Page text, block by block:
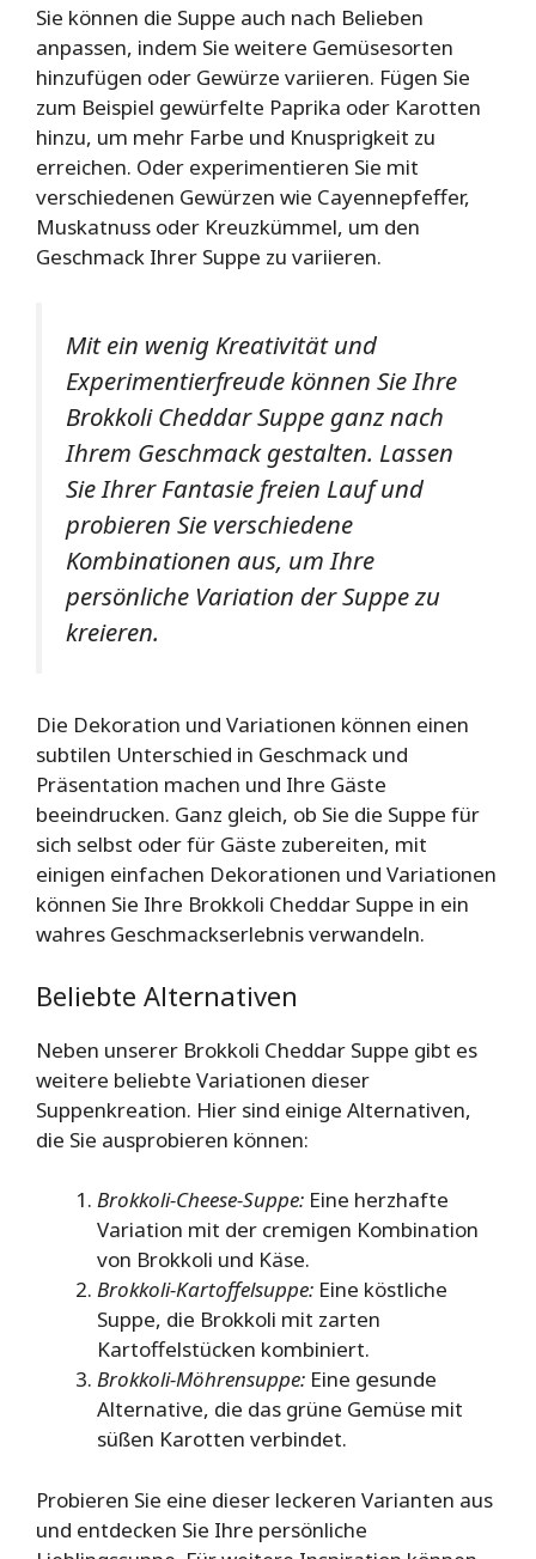
Sie können die Suppe auch nach Belieben
anpassen, indem Sie weitere Gemüsesorten
hinzufügen oder Gewürze variieren. Fügen Sie
zum Beispiel gewürfelte Paprika oder Karotten
hinzu, um mehr Farbe und Knusprigkeit zu
erreichen. Oder experimentieren Sie mit
verschiedenen Gewürzen wie Cayennepfeffer,
Muskatnuss oder Kreuzkümmel, um den
Geschmack Ihrer Suppe zu variieren.
Mit ein wenig Kreativität und
Experimentierfreude können Sie Ihre
Brokkoli Cheddar Suppe ganz nach
Ihrem Geschmack gestalten. Lassen
Sie Ihrer Fantasie freien Lauf und
probieren Sie verschiedene
Kombinationen aus, um Ihre
persönliche Variation der Suppe zu
kreieren.
Die Dekoration und Variationen können einen
subtilen Unterschied in Geschmack und
Präsentation machen und Ihre Gäste
beeindrucken. Ganz gleich, ob Sie die Suppe für
sich selbst oder für Gäste zubereiten, mit
einigen einfachen Dekorationen und Variationen
können Sie Ihre Brokkoli Cheddar Suppe in ein
wahres Geschmackserlebnis verwandeln.
Beliebte Alternativen
Neben unserer Brokkoli Cheddar Suppe gibt es
weitere beliebte Variationen dieser
Suppenkreation. Hier sind einige Alternativen,
die Sie ausprobieren können:
Brokkoli-Cheese-Suppe: Eine herzhafte
Variation mit der cremigen Kombination
von Brokkoli und Käse.
Brokkoli-Kartoffelsuppe: Eine köstliche
Suppe, die Brokkoli mit zarten
Kartoffelstücken kombiniert.
Brokkoli-Möhrensuppe: Eine gesunde
Alternative, die das grüne Gemüse mit
süßen Karotten verbindet.
Probieren Sie eine dieser leckeren Varianten aus
und entdecken Sie Ihre persönliche